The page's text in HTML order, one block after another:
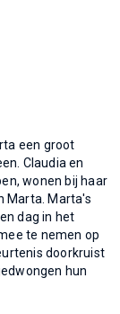
een groot
Claudia en
wonen bij haar
Marta. Marta's
dag in het
te nemen op
doorkruist
hun